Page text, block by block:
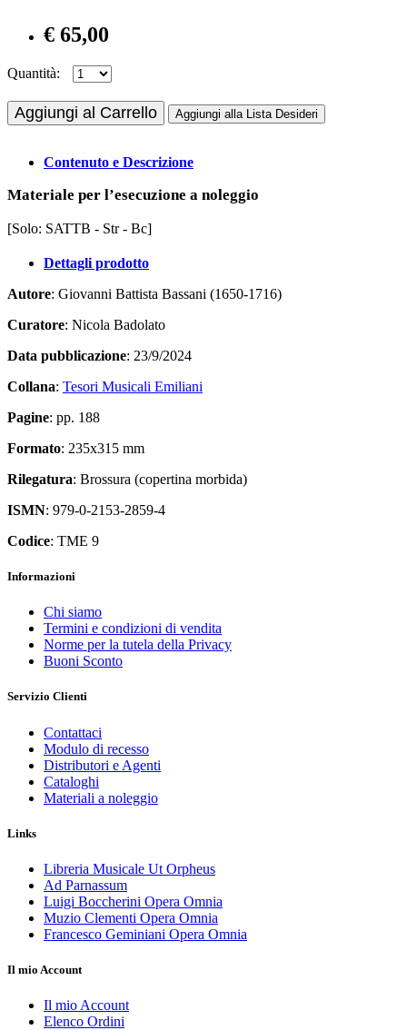
€ 65,00
Quantità:
Aggiungi al Carrello Aggiungi alla Lista Desideri
Contenuto e Descrizione
Materiale per l’esecuzione a noleggio
[Solo: SATTB - Str - Bc]
Dettagli prodotto
Autore: Giovanni Battista Bassani (1650-1716)
Curatore: Nicola Badolato
Data pubblicazione: 23/9/2024
Collana: Tesori Musicali Emiliani
Pagine: pp. 188
Formato: 235x315 mm
Rilegatura: Brossura (copertina morbida)
ISMN: 979-0-2153-2859-4
Codice: TME 9
Informazioni
Chi siamo
Termini e condizioni di vendita
Norme per la tutela della Privacy
Buoni Sconto
Servizio Clienti
Contattaci
Modulo di recesso
Distributori e Agenti
Cataloghi
Materiali a noleggio
Links
Libreria Musicale Ut Orpheus
Ad Parnassum
Luigi Boccherini Opera Omnia
Muzio Clementi Opera Omnia
Francesco Geminiani Opera Omnia
Il mio Account
Il mio Account
Elenco Ordini